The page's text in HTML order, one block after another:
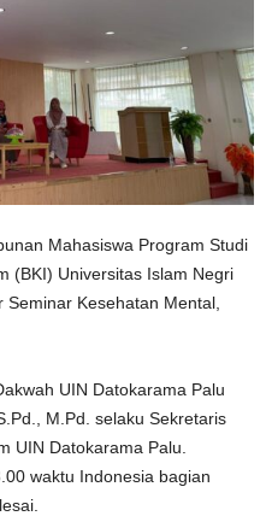
Mahasiswa Program Studi
(BKI) Universitas Islam Negri
Kesehatan Mental,
UIN Datokarama Palu
M.Pd. selaku Sekretaris
UIN Datokarama Palu.
waktu Indonesia bagian